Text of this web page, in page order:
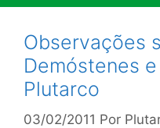
Observações
Demóstenes
Plutarco
03/02/2011 Por